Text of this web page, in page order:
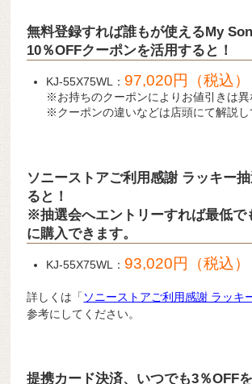
無料登録すれば誰もが使えるMy
10％OFFクーポンを活用すると！
KJ-55X75WL： 97,020円（税込）
※お持ちのクーポンによりお値引きは異
※クーポンの違いなどは店頭にて解説し
ソニーストアご利用感謝 ラッキー
ると！
※抽選会へエントリーすれば最低で
に購入できます。
KJ-55X75WL： 93,020円（税込）
詳しくは「 ソニーストアご利用感謝 ラッキ
参考にしてください。
提携カード決済、いつでも3％OFF